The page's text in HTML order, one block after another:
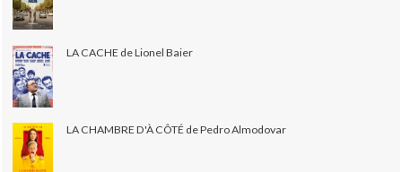
LA CACHE de Lionel Baier
LA CHAMBRE D'À CÔTÉ de Pedro Almodovar